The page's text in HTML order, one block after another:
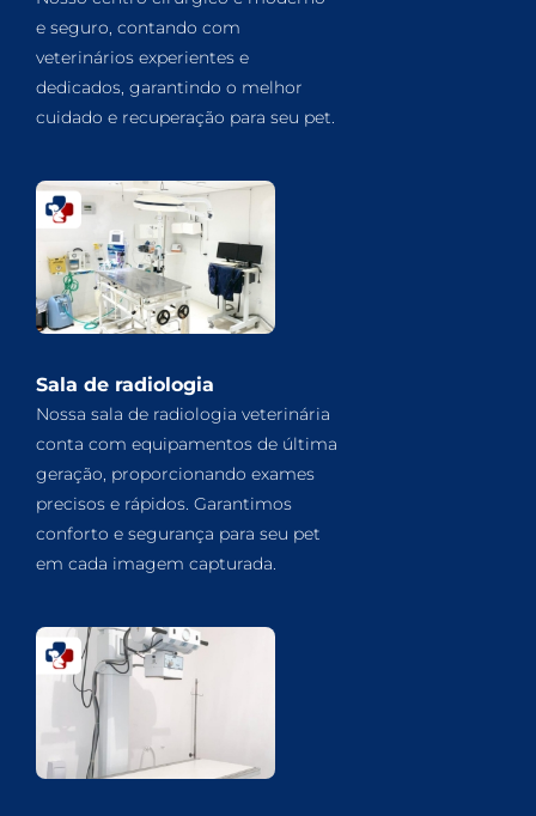
e seguro, contando com
veterinários experientes e
dedicados, garantindo o melhor
cuidado e recuperação para seu pet.
Sala de radiologia
Nossa sala de radiologia veterinária
conta com equipamentos de última
geração, proporcionando exames
precisos e rápidos. Garantimos
conforto e segurança para seu pet
em cada imagem capturada.